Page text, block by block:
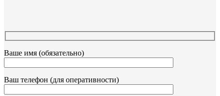
Ваше имя (обязательно)
Ваш телефон (для оперативности)